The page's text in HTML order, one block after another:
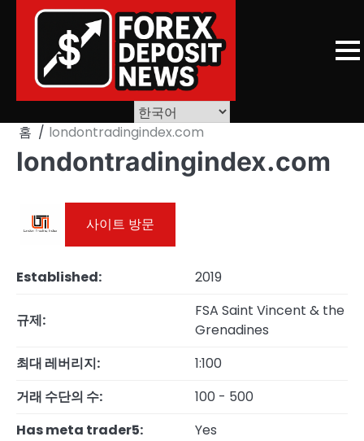
홈 londontradingindex.com
londontradingindex.com
사이트 방문
Established: 2019
규제:
FSA Saint Vincent & the
Grenadines
최대 레버리지:
1:100
거래 수단의 수:
100 - 500
Has meta trader5:
Yes